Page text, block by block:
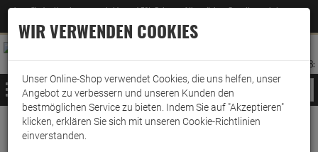
Jetzt für den Newsletter entscheiden und 5% Rabatt auf Ihre nächste Bestellung erhalten
–Zum Newsletter
ANMELDEN
AUFKLAPPEN
MERKZETTEL
WARENKORB:
MENÜ
Weiter einkaufen www.wark24.de Lebensmittel
Süsswaren
Hartkaramellen
WIR VERWENDEN COOKIES
Unser Online-Shop verwendet Cookies, die uns helfen, unser
Angebot zu verbessern und unseren Kunden den
bestmöglichen Service zu bieten. Indem Sie auf "Akzeptieren"
klicken, erklären Sie sich mit unseren Cookie-Richtlinien
einverstanden.